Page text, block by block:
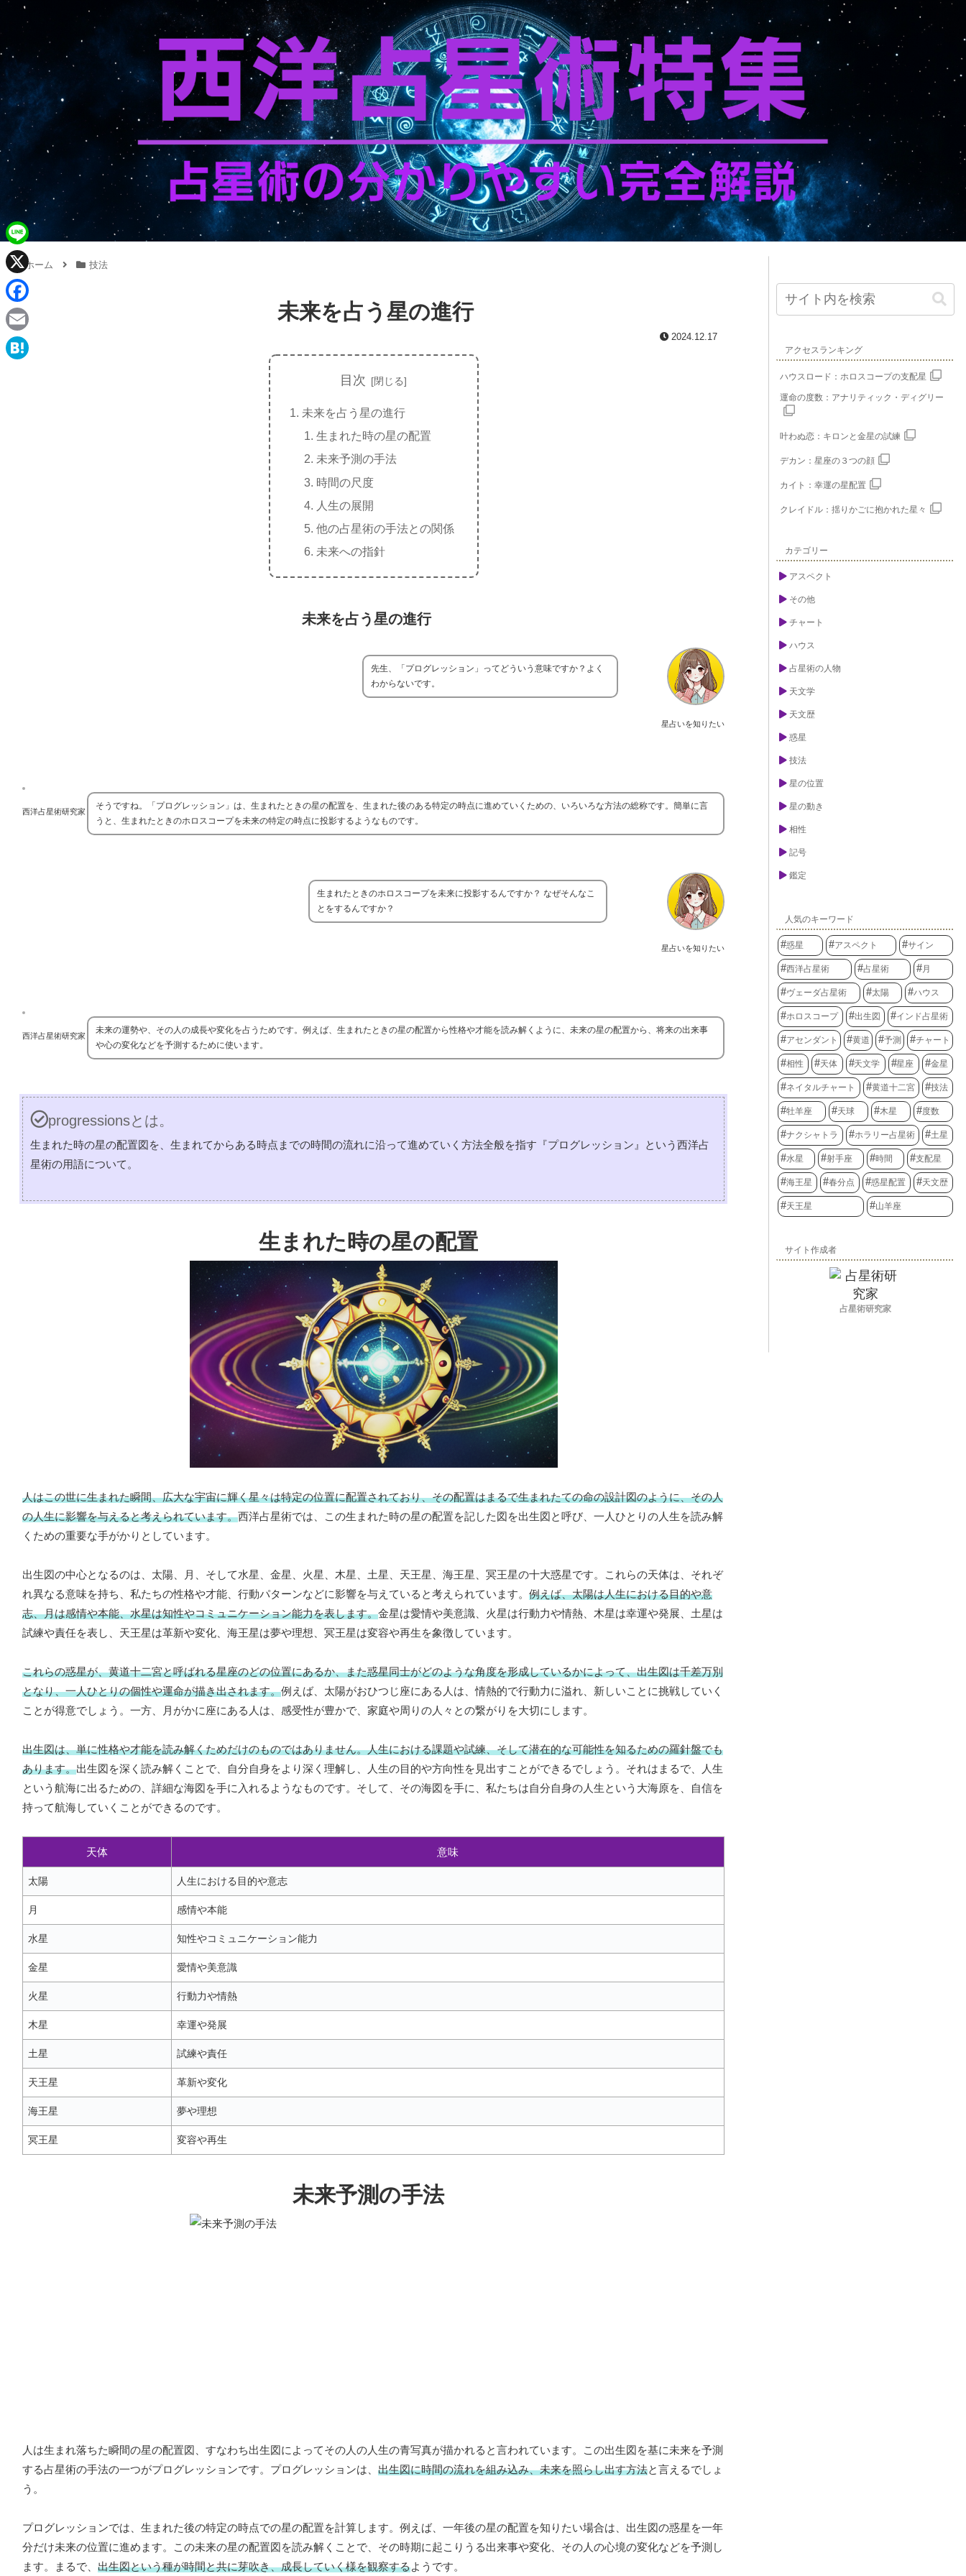
ホーム 技法
未来を占う星の進行
2024.12.17
目次
未来を占う星の進行
生まれた時の星の配置
未来予測の手法
時間の尺度
人生の展開
他の占星術の手法との関係
未来への指針
未来を占う星の進行
星占いを知りたい
先生、「プログレッション」ってどういう意味ですか？よく
わからないです。
西洋占星術研究家
そうですね。「プログレッション」は、生まれたときの星の配置を、生まれた後のある特定の時点に進めていくための、いろいろな方法の総称です。簡単に言
うと、生まれたときのホロスコープを未来の特定の時点に投影するようなものです。
星占いを知りたい
生まれたときのホロスコープを未来に投影するんですか？ なぜそんなこ
とをするんですか？
西洋占星術研究家
未来の運勢や、その人の成長や変化を占うためです。例えば、生まれたときの星の配置から性格や才能を読み解くように、未来の星の配置から、将来の出来事
や心の変化などを予測するために使います。
progressionsとは。
生まれた時の星の配置図を、生まれてからある時点までの時間の流れに沿って進めていく方法全般を指す『プログレッション』という西洋占
星術の用語について。
生まれた時の星の配置
人はこの世に生まれた瞬間、広大な宇宙に輝く星々は特定の位置に配置されており、その配置はまるで生まれたての命の設計図のように、その人
の人生に影響を与えると考えられています。西洋占星術では、この生まれた時の星の配置を記した図を出生図と呼び、一人ひとりの人生を読み解
くための重要な手がかりとしています。
出生図の中心となるのは、太陽、月、そして水星、金星、火星、木星、土星、天王星、海王星、冥王星の十大惑星です。これらの天体は、それぞ
れ異なる意味を持ち、私たちの性格や才能、行動パターンなどに影響を与えていると考えられています。 例えば、太陽は人生における目的や意
志、月は感情や本能、水星は知性やコミュニケーション能力を表します。金星は愛情や美意識、火星は行動力や情熱、木星は幸運や発展、土星は
試練や責任を表し、天王星は革新や変化、海王星は夢や理想、冥王星は変容や再生を象徴しています。
これらの惑星が、黄道十二宮と呼ばれる星座のどの位置にあるか、また惑星同士がどのような角度を形成しているかによって、出生図は千差万別
となり、一人ひとりの個性や運命が描き出されます。例えば、太陽がおひつじ座にある人は、情熱的で行動力に溢れ、新しいことに挑戦していく
ことが得意でしょう。一方、月がかに座にある人は、感受性が豊かで、家庭や周りの人々との繋がりを大切にします。
出生図は、単に性格や才能を読み解くためだけのものではありません。人生における課題や試練、そして潜在的な可能性を知るための羅針盤でも
あります。出生図を深く読み解くことで、自分自身をより深く理解し、人生の目的や方向性を見出すことができるでしょう。それはまるで、人生
という航海に出るための、詳細な海図を手に入れるようなものです。そして、その海図を手に、私たちは自分自身の人生という大海原を、自信を
持って航海していくことができるのです。
天体 意味
太陽 人生における目的や意志
月 感情や本能
水星 知性やコミュニケーション能力
金星 愛情や美意識
火星 行動力や情熱
木星 幸運や発展
土星 試練や責任
天王星 革新や変化
海王星 夢や理想
冥王星 変容や再生
未来予測の手法
人は生まれ落ちた瞬間の星の配置図、すなわち出生図によってその人の人生の青写真が描かれると言われています。この出生図を基に未来を予測
する占星術の手法の一つがプログレッションです。プログレッションは、 出生図に時間の流れを組み込み、未来を照らし出す方法と言えるでしょ
う。
プログレッションでは、生まれた後の特定の時点での星の配置を計算します。例えば、一年後の星の配置を知りたい場合は、出生図の惑星を一年
分だけ未来の位置に進めます。この未来の星の配置図を読み解くことで、その時期に起こりうる出来事や変化、その人の心境の変化などを予測し
ます。まるで、 出生図という種が時間と共に芽吹き、成長していく様を観察するようです。
アクセスランキング
ハウスロード：ホロスコープの支配星
運命の度数：アナリティック・ディグリー
叶わぬ恋：キロンと金星の試練
デカン：星座の３つの顔
カイト：幸運の星配置
クレイドル：揺りかごに抱かれた星々
カテゴリー
アスペクト
その他
チャート
ハウス
占星術の人物
天文学
天文歴
惑星
技法
星の位置
星の動き
相性
記号
鑑定
人気のキーワード
惑星 アスペクト サイン
西洋占星術 占星術 月
ヴェーダ占星術 太陽 ハウス
ホロスコープ 出生図 インド占星術
アセンダント 黄道 予測 チャート
相性 天体 天文学 星座 金星
ネイタルチャート 黄道十二宮 技法
牡羊座 天球 木星 度数
ナクシャトラ ホラリー占星術 土星
水星 射手座 時間 支配星
海王星 春分点 惑星配置 天文歴
天王星 山羊座
サイト作成者
占星術研究家
L
n
e
X
F
a
c
E